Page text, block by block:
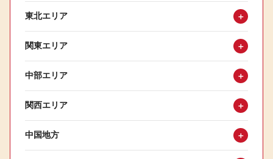
東北エリア ＋
関東エリア ＋
中部エリア ＋
関西エリア ＋
中国地方 ＋